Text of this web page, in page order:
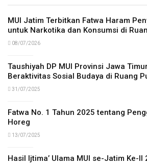
MUI Jatim Terbitkan Fatwa Haram
untuk Narkotika dan Konsumsi di
08/07/2026
Taushiyah DP MUI Provinsi Jawa
Beraktivitas Sosial Budaya di Ruang
31/07/2025
Fatwa No. 1 Tahun 2025 tentang
Horeg
13/07/2025
Hasil Ijtima’ Ulama MUI se-Jatim Ke-II